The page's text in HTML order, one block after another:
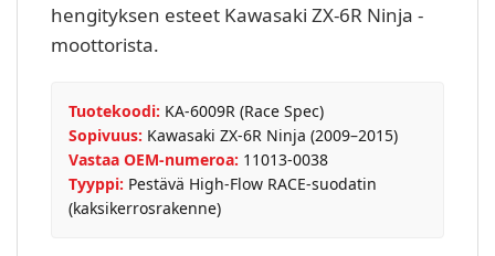
hengityksen esteet Kawasaki ZX-6R Ninja -
moottorista.
Tuotekoodi: KA-6009R (Race Spec)
Sopivuus: Kawasaki ZX-6R Ninja (2009–2015)
Vastaa OEM-numeroa: 11013-0038
Tyyppi: Pestävä High-Flow RACE-suodatin
(kaksikerrosrakenne)